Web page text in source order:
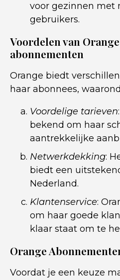
voor gezinnen met
gebruikers.
Voordelen van
abonnementen
Orange biedt
haar abonnees,
Voordelige tarieven
bekend om haar
aantrekkelijke
Netwerkdekking:
biedt een
Nederland.
Klantenservice:
om haar goede
klaar staat om te
Orange
Voordat je een keuze